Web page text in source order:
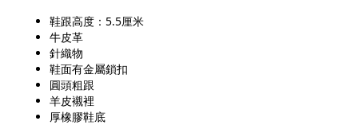
鞋跟高度：5.5厘米
牛皮革
針織物
鞋面有金屬鎖扣
圓頭粗跟
羊皮襯裡
厚橡膠鞋底